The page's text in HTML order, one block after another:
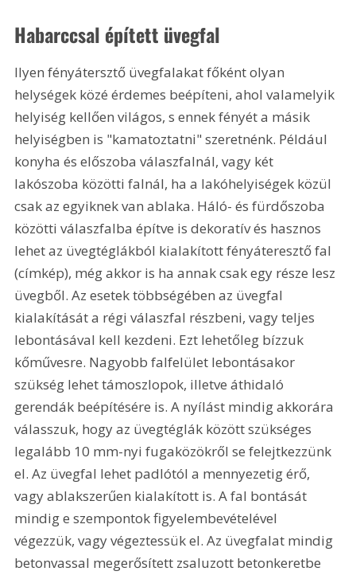
Habarccsal épített üvegfal
Ilyen fényátersztő üvegfalakat főként olyan
helységek közé érdemes beépíteni, ahol valamelyik
helyiség kellően világos, s ennek fényét a másik
helyiségben is "kamatoztatni" szeretnénk. Például
konyha és előszoba válaszfalnál, vagy két
lakószoba közötti falnál, ha a lakóhelyiségek közül
csak az egyiknek van ablaka. Háló- és fürdőszoba
közötti válaszfalba építve is dekoratív és hasznos
lehet az üvegtéglákból kialakított fényáteresztő fal
(címkép), még akkor is ha annak csak egy része lesz
üvegből. Az esetek többségében az üvegfal
kialakítását a régi válaszfal részbeni, vagy teljes
lebontásával kell kezdeni. Ezt lehetőleg bízzuk
kőművesre. Nagyobb falfelület lebontásakor
szükség lehet támoszlopok, illetve áthidaló
gerendák beépítésére is. A nyílást mindig akkorára
válasszuk, hogy az üvegtéglák között szükséges
legalább 10 mm-nyi fugaközökről se felejtkezzünk
el. Az üvegfal lehet padlótól a mennyezetig érő,
vagy ablakszerűen kialakított is. A fal bontását
mindig e szempontok figyelembevételével
végezzük, vagy végeztessük el. Az üvegfalat mindig
betonvassal megerősített zsaluzott betonkeretbe